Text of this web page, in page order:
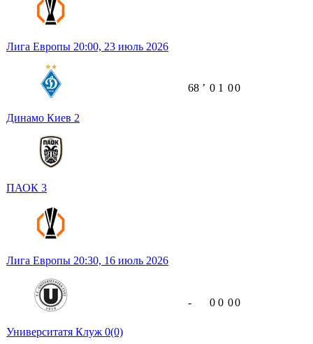
Лига Европы 20:00, 23 июль 2026
Динамо Киев 2
ПАОК 3
68 ʼ 0 1 00
Лига Европы 20:30, 16 июль 2026
Университатя Клуж 0(0)
- 0 0 00